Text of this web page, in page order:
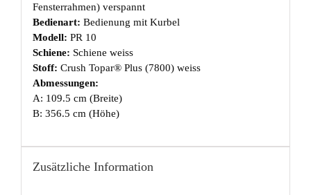
Fensterrahmen) verspannt
Bedienart: Bedienung mit Kurbel
Modell: PR 10
Schiene: Schiene weiss
Stoff: Crush Topar® Plus (7800) weiss
Abmessungen:
A: 109.5 cm (Breite)
B: 356.5 cm (Höhe)
Zusätzliche Information